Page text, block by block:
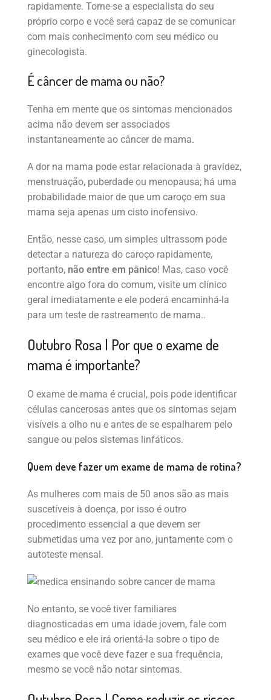
rapidamente. Torne-se a especialista do seu
próprio corpo e você será capaz de se comunicar
com mais conhecimento com seu médico ou
ginecologista.
É câncer de mama ou não?
Tenha em mente que os sintomas mencionados
acima não devem ser associados
instantaneamente ao câncer de mama.
A dor na mama pode estar relacionada à gravidez,
menstruação, puberdade ou menopausa; há uma
probabilidade maior de que um caroço em sua
mama seja apenas um cisto inofensivo.
Então, nesse caso, um simples ultrassom pode
detectar a natureza do caroço rapidamente,
portanto, não entre em pânico! Mas, caso você
encontre algo fora do comum, visite um clínico
geral imediatamente e ele poderá encaminhá-la
para um teste de rastreamento de mama..
Outubro Rosa | Por que o exame de
mama é importante?
O exame de mama é crucial, pois pode identificar
células cancerosas antes que os sintomas sejam
visíveis a olho nu e antes de se espalharem pelo
sangue ou pelos sistemas linfáticos.
Quem deve fazer um exame de mama de rotina?
As mulheres com mais de 50 anos são as mais
suscetíveis à doença, por isso é outro
procedimento essencial a que devem ser
submetidas uma vez por ano, juntamente com o
autoteste mensal.
No entanto, se você tiver familiares
diagnosticadas em uma idade jovem, fale com
seu médico e ele irá orientá-la sobre o tipo de
exames que você deve fazer e sua frequência,
mesmo se você não notar sintomas.